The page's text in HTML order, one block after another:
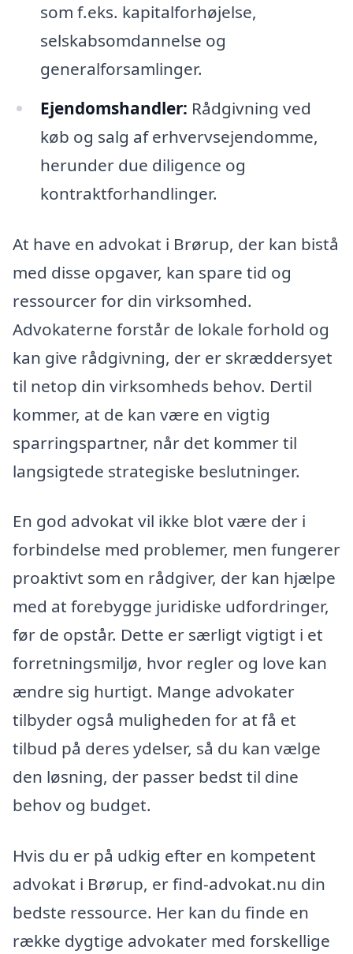
som f.eks. kapitalforhøjelse,
selskabsomdannelse og
generalforsamlinger.
Ejendomshandler: Rådgivning ved
køb og salg af erhvervsejendomme,
herunder due diligence og
kontraktforhandlinger.
At have en advokat i Brørup, der kan bistå
med disse opgaver, kan spare tid og
ressourcer for din virksomhed.
Advokaterne forstår de lokale forhold og
kan give rådgivning, der er skræddersyet
til netop din virksomheds behov. Dertil
kommer, at de kan være en vigtig
sparringspartner, når det kommer til
langsigtede strategiske beslutninger.
En god advokat vil ikke blot være der i
forbindelse med problemer, men fungerer
proaktivt som en rådgiver, der kan hjælpe
med at forebygge juridiske udfordringer,
før de opstår. Dette er særligt vigtigt i et
forretningsmiljø, hvor regler og love kan
ændre sig hurtigt. Mange advokater
tilbyder også muligheden for at få et
tilbud på deres ydelser, så du kan vælge
den løsning, der passer bedst til dine
behov og budget.
Hvis du er på udkig efter en kompetent
advokat i Brørup, er find-advokat.nu din
bedste ressource. Her kan du finde en
række dygtige advokater med forskellige